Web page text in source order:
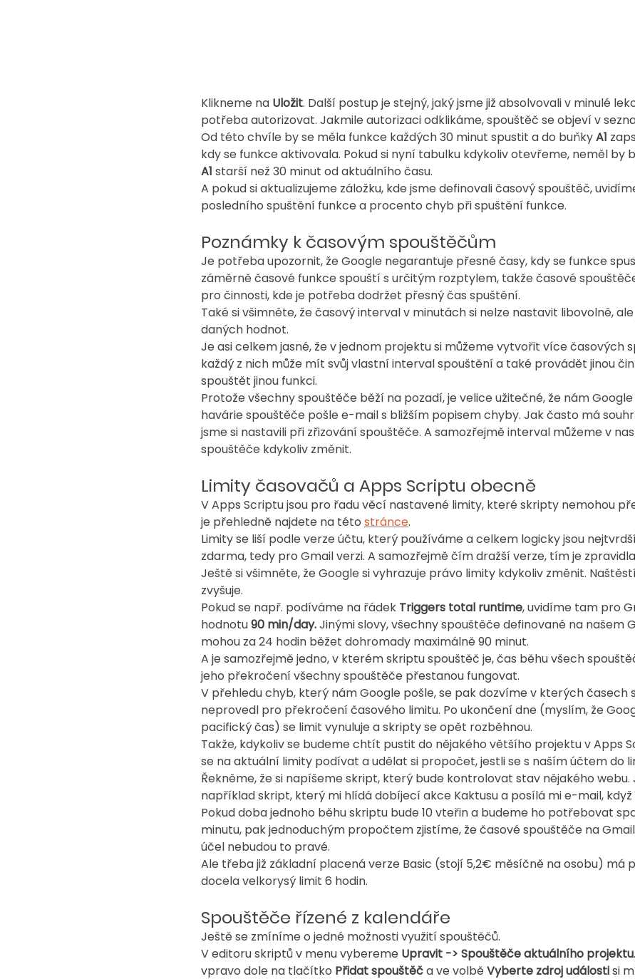
Klikneme na Uložit. Další postup je stejný, jaký jsme již absolvovali v minulé
potřeba autorizovat. Jakmile autorizaci odklikáme, spouštěč se objeví v
Od této chvíle by se měla funkce každých 30 minut spustit a do buňky A1
kdy se funkce aktivovala. Pokud si nyní tabulku kdykoliv otevřeme, neměl by
A1 starší než 30 minut od aktuálního času.
A pokud si aktualizujeme záložku, kde jsme definovali časový spouštěč,
posledního spuštění funkce a procento chyb při spuštění funkce.
Poznámky k časovým spouštěčům
Je potřeba upozornit, že Google negarantuje přesné časy, kdy se funkce
záměrně časové funkce spouští s určitým rozptylem, takže časové
pro činnosti, kde je potřeba dodržet přesný čas spuštění.
Také si všimněte, že časový interval v minutách si nelze nastavit libovolně,
daných hodnot.
Je asi celkem jasné, že v jednom projektu si můžeme vytvořit více časových
každý z nich může mít svůj vlastní interval spouštění a také provádět jinou
spouštět jinou funkci.
Protože všechny spouštěče běží na pozadí, je velice užitečné, že nám
havárie spouštěče pošle e-mail s bližším popisem chyby. Jak často má
jsme si nastavili při zřizování spouštěče. A samozřejmě interval můžeme v
spouštěče kdykoliv změnit.
Limity časovačů a Apps Scriptu obecně
V Apps Scriptu jsou pro řadu věcí nastavené limity, které skripty nemohou
je přehledně najdete na této stránce.
Limity se liší podle verze účtu, který používáme a celkem logicky jsou
zdarma, tedy pro Gmail verzi. A samozřejmě čím dražší verze, tím je
Ještě si všimněte, že Google si vyhrazuje právo limity kdykoliv změnit.
zvyšuje.
Pokud se např. podíváme na řádek Triggers total runtime, uvidíme tam pro
hodnotu 90 min/day. Jinými slovy, všechny spouštěče definované na našem
mohou za 24 hodin běžet dohromady maximálně 90 minut.
A je samozřejmě jedno, v kterém skriptu spouštěč je, čas běhu všech
jeho překročení všechny spouštěče přestanou fungovat.
V přehledu chyb, který nám Google pošle, se pak dozvíme v kterých časech
neprovedl pro překročení časového limitu. Po ukončení dne (myslím, že
pacifický čas) se limit vynuluje a skripty se opět rozběhnou.
Takže, kdykoliv se budeme chtít pustit do nějakého většího projektu v Apps
se na aktuální limity podívat a udělat si propočet, jestli se s naším účtem do
Řekněme, že si napíšeme skript, který bude kontrolovat stav nějakého webu.
například skript, který mi hlídá dobíjecí akce Kaktusu a posílá mi e-mail, když
Pokud doba jednoho běhu skriptu bude 10 vteřin a budeme ho potřebovat
minutu, pak jednoduchým propočtem zjistíme, že časové spouštěče na
účel nebudou to pravé.
Ale třeba již základní placená verze Basic (stojí 5,2€ měsíčně na osobu) má
docela velkorysý limit 6 hodin.
Spouštěče řízené z kalendáře
Ještě se zmíníme o jedné možnosti využití spouštěčů.
V editoru skriptů v menu vybereme Upravit -> Spouštěče aktuálního projektu
vpravo dole na tlačítko Přidat spouštěč a ve volbě Vyberte zdroj události si